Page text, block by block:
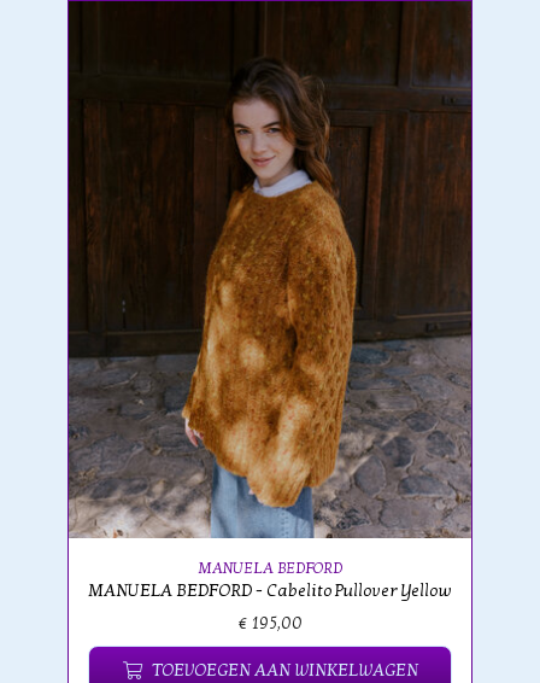
MANUELA BEDFORD
MANUELA BEDFORD - Cabelito Pullover Yellow
€ 195,00
TOEVOEGEN AAN WINKELWAGEN